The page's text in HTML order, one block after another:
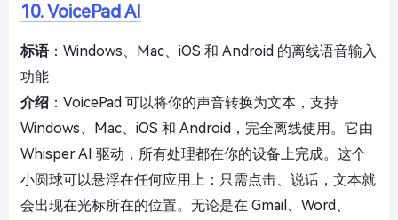
10. VoicePad AI
标语：Windows、Mac、iOS 和 Android 的离线语音输入
功能
介绍 ：VoicePad 可以将你的声音转换为文本，支持
Windows、Mac、iOS 和 Android，完全离线使用。它由
Whisper AI 驱动，所有处理都在你的设备上完成。这个
小圆球可以悬浮在任何应用上：只需点击、说话，文本就
会出现在光标所在的位置。无论是在 Gmail、Word、